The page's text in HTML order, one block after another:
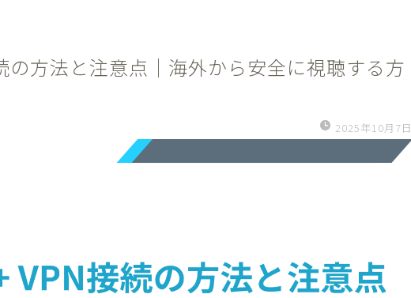
の方法と注意点｜海外から安全に視聴する方
2025年10月7日